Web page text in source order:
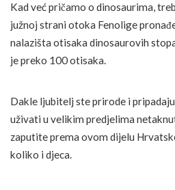
Kad već pričamo o dinosaurima,
južnoj strani otoka Fenolige
nalazišta otisaka dinosaurovih
je preko 100 otisaka.
Dakle ljubitelj ste prirode i
uživati u velikim predjelima
zaputite prema ovom dijelu
koliko i djeca.